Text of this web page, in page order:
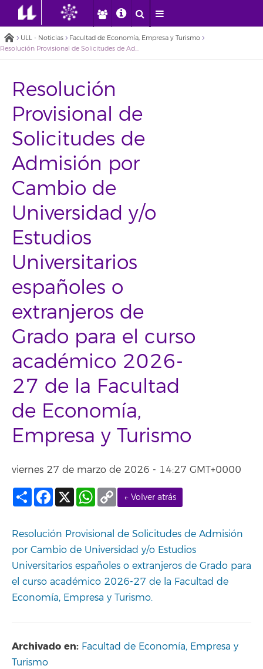
ULL - Noticias
Facultad de Economía, Empresa y Turismo
Resolución Provisional de Solicitudes de Admisión por Cambio de Universidad y/o Estudios Universitarios españoles o extranjeros de Grado para el curso académico 2026-27 de la Facultad de Economía, Empresa y Turismo
Resolución
Provisional de
Solicitudes de
Admisión por
Cambio de
Universidad y/o
Estudios
Universitarios
españoles o
extranjeros de
Grado para el curso
académico 2026-
27 de la Facultad
de Economía,
Empresa y Turismo
viernes 27 de marzo de 2026 - 14:27 GMT+0000
← Volver atrás
Compartir
Facebook
X WhatsApp
Copy
Link
Resolución Provisional de Solicitudes de Admisión
por Cambio de Universidad y/o Estudios
Universitarios españoles o extranjeros de Grado para
el curso académico 2026-27 de la Facultad de
Economía, Empresa y Turismo.
Archivado en: Facultad de Economía, Empresa y
Turismo